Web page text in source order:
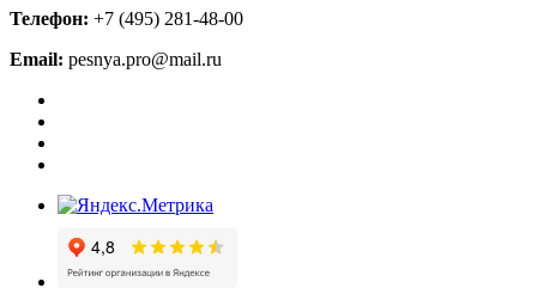
Телефон: +7 (495) 281-48-00
Email: pesnya.pro@mail.ru